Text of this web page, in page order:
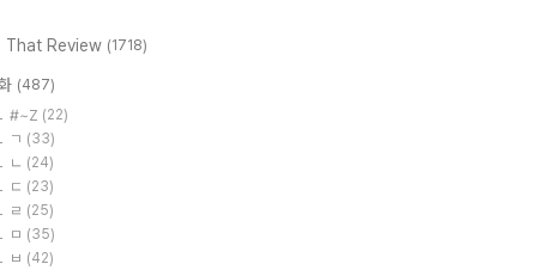
That Review (1718)
(487)
#~Z (22)
ㄱ (33)
ㄴ (24)
ㄷ (23)
ㄹ (25)
ㅁ (35)
ㅂ (42)